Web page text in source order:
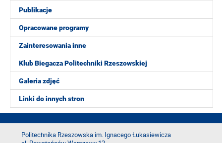
Publikacje
Opracowane programy
Zainteresowania inne
Klub Biegacza Politechniki Rzeszowskiej
Galeria zdjęć
Linki do innych stron
Politechnika Rzeszowska im. Ignacego Łukasiewicza